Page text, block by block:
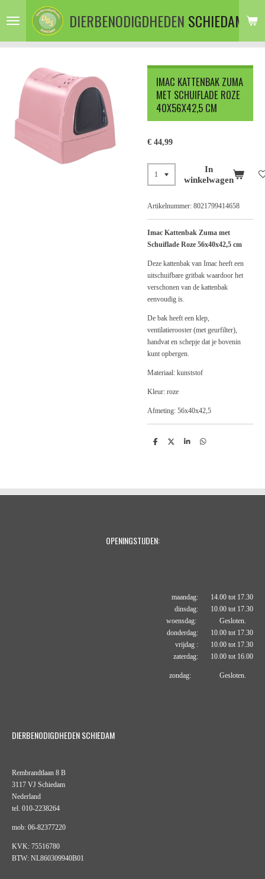
direct
de
DIERBENODIGDHEDEN SCHIEDAM
IMAC KATTENBAK ZUMA
MET SCHUIFLADE ROZE
40X56X42,5 CM
€ 44,99
In
winkelwagen
Artikelnummer: 8021799414658
Imac Kattenbak Zuma met
Schuiflade Roze 56x40x42,5 cm
Deze kattenbak van Imac heeft een
uitschuifbare gritbak waardoor het
verschonen van de kattenbak
eenvoudig is.
De bak heeft een klep,
ventilatierooster (met geurfilter),
handvat en schepje dat je bovenin
kunt opbergen.
Materiaal: kunststof
Kleur: roze
Afmeting: 56x40x42,5
D
D
S
D
OPENINGSTIJDEN:
maandag: 14.00 tot 17.30
dinsdag: 10.00 tot 17.30
woensdag: Gesloten.
donderdag: 10.00 tot 17.30
vrijdag : 10.00 tot 17.30
zaterdag: 10.00 tot 16.00
zondag: Gesloten.
DIERBENODIGDHEDEN SCHIEDAM
Rembrandtlaan 8 B
3117 VJ Schiedam
Nederland
tel. 010-2238264
mob: 06-82377220
KVK: 75516780
BTW: NL860309940B01